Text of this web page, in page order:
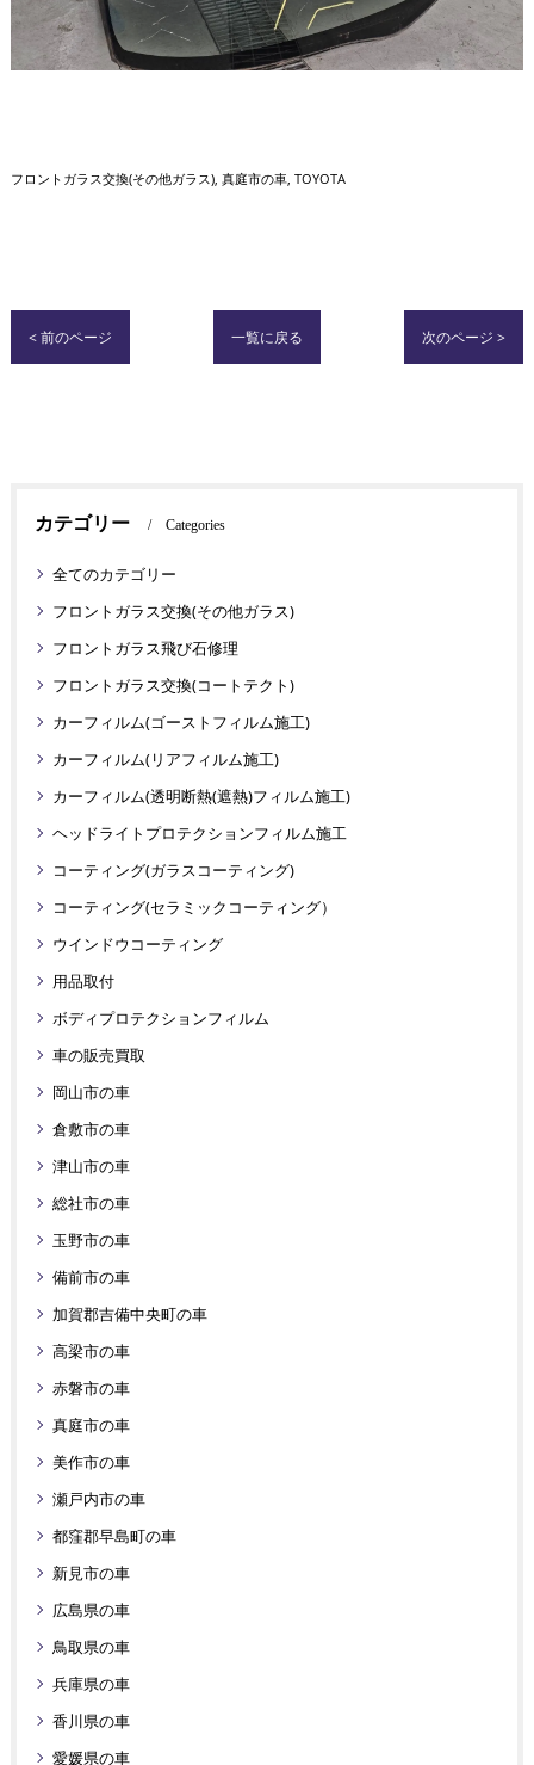
フロントガラス交換(その他ガラス) 真庭市の車 TOYOTA
< 前のページ 一覧に戻る 次のページ >
カテゴリー Categories
全てのカテゴリー
フロントガラス交換(その他ガラス)
フロントガラス飛び石修理
フロントガラス交換(コートテクト)
カーフィルム(ゴーストフィルム施工)
カーフィルム(リアフィルム施工)
カーフィルム(透明断熱(遮熱)フィルム施工)
ヘッドライトプロテクションフィルム施工
コーティング(ガラスコーティング)
コーティング(セラミックコーティング）
ウインドウコーティング
用品取付
ボディプロテクションフィルム
車の販売買取
岡山市の車
倉敷市の車
津山市の車
総社市の車
玉野市の車
備前市の車
加賀郡吉備中央町の車
高梁市の車
赤磐市の車
真庭市の車
美作市の車
瀬戸内市の車
都窪郡早島町の車
新見市の車
広島県の車
鳥取県の車
兵庫県の車
香川県の車
愛媛県の車